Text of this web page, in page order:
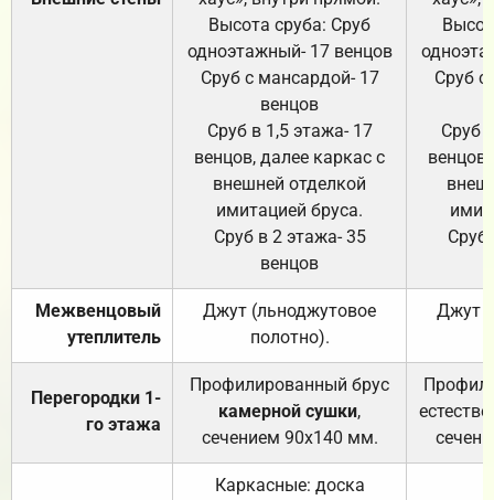
Высота сруба: Сруб
одноэтажный- 17 венцов
Сруб с мансардой- 17
венцов
Сруб в 1,5 этажа- 17
венцов, далее каркас с
внешней отделкой
имитацией бруса.
Сруб в 2 этажа- 35
венцов
Сруб с
Сруб
Сруб
Межвенцовый
утеплитель
Джут (льноджутовое
полотно).
Джут
Перегородки 1-
го этажа
Профилированный брус
камерной сушки,
сечением 90х140 мм.
Каркасные: доска